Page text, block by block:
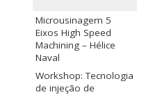
Microusinagem 5
Eixos High Speed
Machining – Hélice
Naval
Workshop: Tecnologia
de injeção de